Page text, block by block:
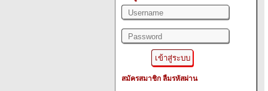
สมัครสมาชิก ลืมรหัสผ่าน